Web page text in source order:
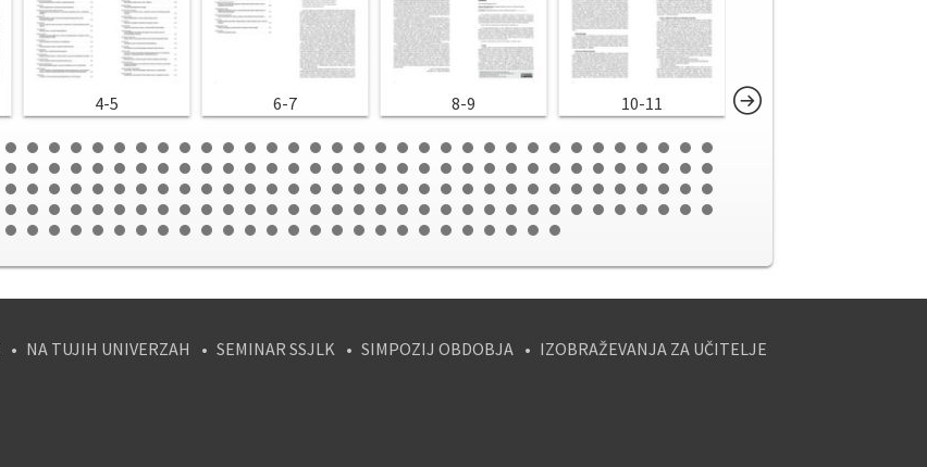
4-5 6-7 8-9 10-11
NA TUJIH UNIVERZAH SEMINAR SSJLK SIMPOZIJ OBDOBJA IZOBRAŽEVANJA ZA UČITELJE